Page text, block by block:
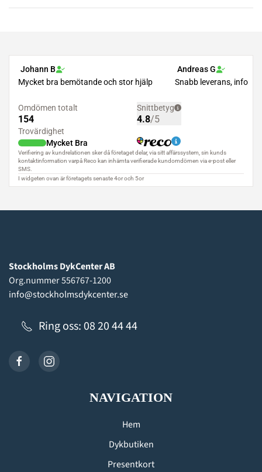
Stockholms DykCenter AB
Org.nummer 556767-1200
info@stockholmsdykcenter.se
Ring oss: 08 20 44 44
NAVIGATION
Hem
Dykbutiken
Presentkort